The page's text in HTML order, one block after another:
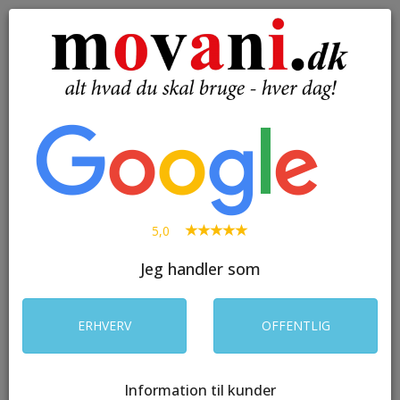
Toggle
5,0
Jeg handler som
ERHVERV OFFENTLIG
Information til kunder